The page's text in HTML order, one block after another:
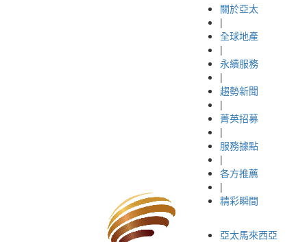
關於亞太
|
全球地產
|
永續服務
|
趨勢新聞
|
菁英招募
|
服務據點
|
各方推薦
|
精彩瞬間
亞太馬來西亞